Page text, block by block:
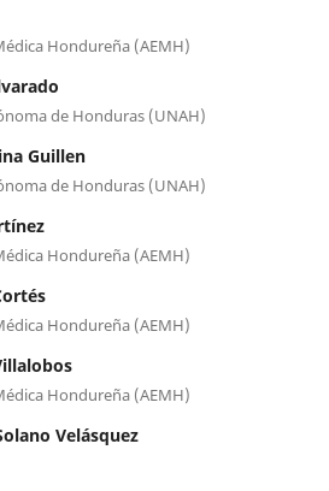
Hondureña (AEMH)
de Honduras (UNAH)
Guillen
de Honduras (UNAH)
Hondureña (AEMH)
Hondureña (AEMH)
Hondureña (AEMH)
Velásquez